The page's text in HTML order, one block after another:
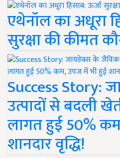
एथेनॉल का अधूरा
सुरक्षा की कीमत
Success Story:
उत्पादों से बदली
लागत हुई 50%
शानदार वृद्धि!